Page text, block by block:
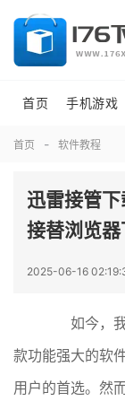
首页 手机游戏
首页 软件教程
迅雷接管
接替浏览
2025-06-16
如今，我
款功能强大的软
用户的首选。然